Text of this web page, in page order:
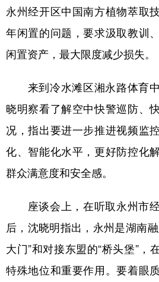
永州经开区中国南方植物萃取
年闲置的问题，要求汲取教训
闲置资产，最大限度减少损失。
来到冷水滩区湘永路体育
晓明察看了解空中快警巡防、
况，指出要进一步推进视频监
化、智能化水平，更好防控化
群众满意度和安全感。
座谈会上，在听取永州市
后，沈晓明指出，永州是湖南
大门”和对接东盟的“桥头堡”，
特殊地位和重要作用。要着眼